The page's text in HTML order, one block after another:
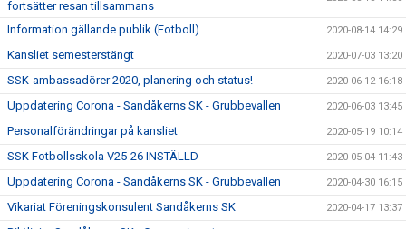
fortsätter resan tillsammans
Information gällande publik (Fotboll) 2020-08-14 14:29
Kansliet semesterstängt 2020-07-03 13:20
SSK-ambassadörer 2020, planering och status! 2020-06-12 16:18
Uppdatering Corona - Sandåkerns SK - Grubbevallen 2020-06-03 13:45
Personalförändringar på kansliet 2020-05-19 10:14
SSK Fotbollsskola V25-26 INSTÄLLD 2020-05-04 11:43
Uppdatering Corona - Sandåkerns SK - Grubbevallen 2020-04-30 16:15
Vikariat Föreningskonsulent Sandåkerns SK 2020-04-17 13:37